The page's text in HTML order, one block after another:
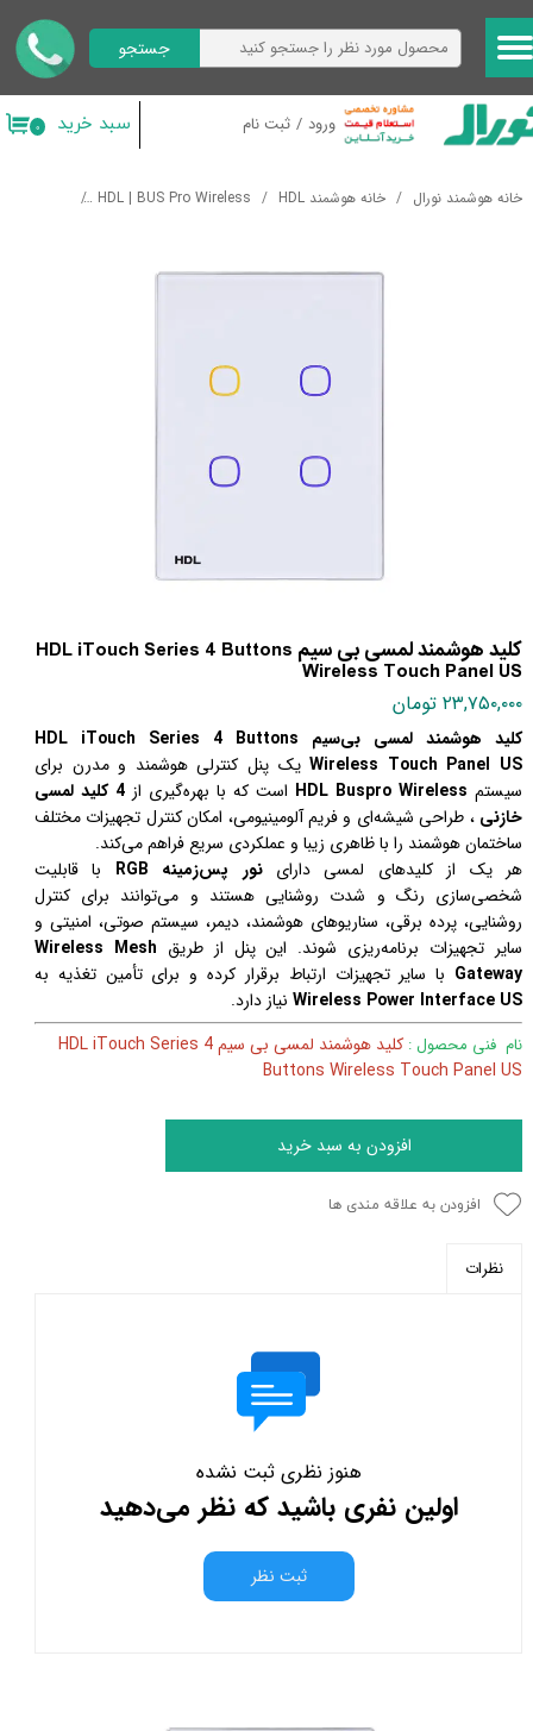
ورود / ثبت نام
حساب کاربری من
تغییر گذر واژه
خروج از حساب کاربری
جستجو
۰ سبد خرید
خانه هوشمند نورال خانه هوشمند HDL HDL | BUS Pro Wireless
کلید هوشمند لمسی بی سیم HDL iTouch Series 4 Buttons
Wireless Touch Panel US
۲۳,۷۵۰,۰۰۰ تومان
کلید هوشمند لمسی بی‌سیم HDL iTouch Series 4 Buttons
Wireless Touch Panel USیک پنل کنترلی هوشمند و مدرن برای
سیستم HDL Buspro Wireless است که با بهره‌گیری از
4 کلید لمسی
خازنی، طراحی شیشه‌ای و فریم آلومینیومی، امکان کنترل تجهیزات مختلف
ساختمان هوشمند را با ظاهری زیبا و عملکردی سریع فراهم می‌کند.
هر یک از کلیدهای لمسی داراینور پس‌زمینه RGB
با قابلیت
شخصی‌سازی رنگ و شدت روشنایی هستند و می‌توانند برای کنترل
روشنایی، پرده برقی، سناریوهای هوشمند، دیمر، سیستم صوتی، امنیتی و
سایر تجهیزات برنامه‌ریزی شوند. این پنل از طریق Wireless Mesh
Gateway با سایر تجهیزات ارتباط برقرار کرده و برای تأمین تغذیه به
Wireless Power Interface US نیاز دارد.
نام فنی محصول :
کلید هوشمند لمسی بی سیم HDL iTouch Series 4
Buttons Wireless Touch Panel US
افزودن به سبد خرید
افزودن به علاقه مندی ها
نظرات
هنوز نظری ثبت نشده
اولین نفری باشید که نظر می‌دهید
ثبت نظر